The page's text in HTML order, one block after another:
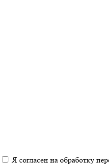
Я согласен на обработку